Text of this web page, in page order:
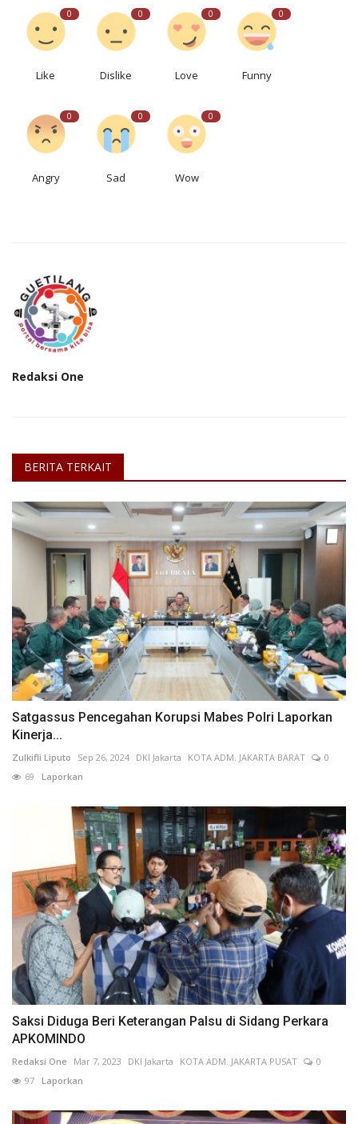
0
Like
0
Dislike
0
Love
0
Funny
0
Angry
0
Sad
0
Wow
Redaksi One
BERITA TERKAIT
Satgassus Pencegahan Korupsi Mabes Polri Laporkan
Kinerja...
Zulkifli Liputo Sep 26, 2024 DKI Jakarta KOTA ADM. JAKARTA BARAT
0
69 Laporkan
Saksi Diduga Beri Keterangan Palsu di Sidang Perkara
APKOMINDO
Redaksi One Mar 7, 2023 DKI Jakarta KOTA ADM. JAKARTA PUSAT
0
97 Laporkan